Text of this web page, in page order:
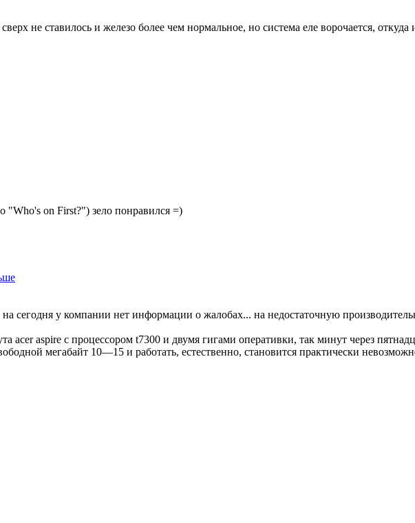
не ставилось и железо более чем нормальное, но система еле ворочается,
"Who's on First?") зело понравился =)
сегодня у компании нет информации о жалобах... на недостаточную
acer aspire с процессором t7300 и двумя гигами оперативки, так минут через
мегабайт 10—15 и работать, естественно, становится практически